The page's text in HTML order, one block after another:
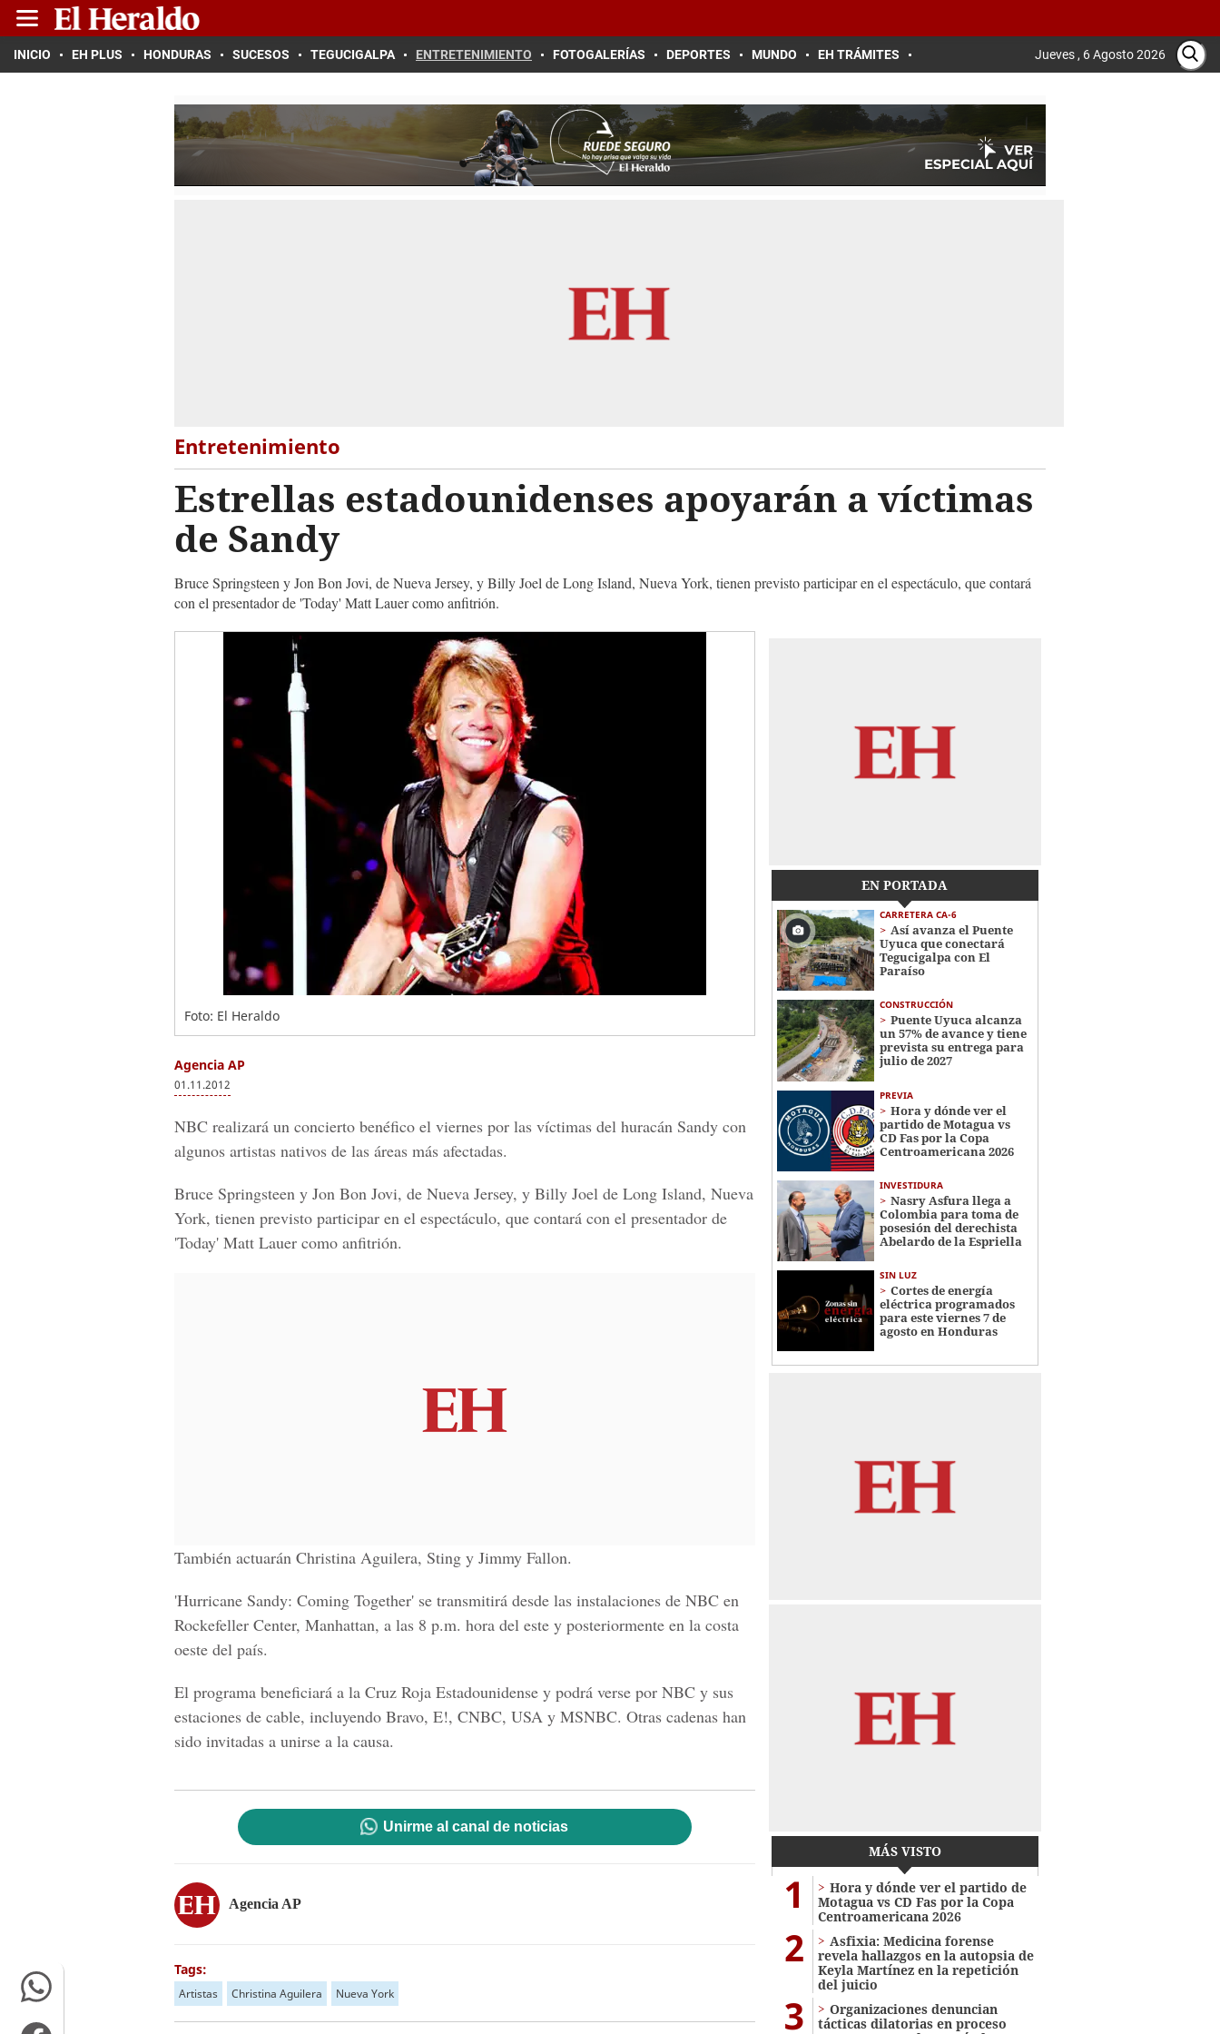
INICIO EH PLUS HONDURAS SUCESOS TEGUCIGALPA ENTRETENIMIENTO FOTOGALERÍAS DEPORTES MUNDO EH TRÁMITES Jueves , 6 Agosto 2026
Entretenimiento
Estrellas estadounidenses apoyarán a víctimas
de Sandy
Bruce Springsteen y Jon Bon Jovi, de Nueva Jersey, y Billy Joel de Long Island, Nueva York, tienen previsto participar en el espectáculo, que contará
con el presentador de 'Today' Matt Lauer como anfitrión.
Foto: El Heraldo
Agencia AP
01.11.2012
NBC realizará un concierto benéfico el viernes por las víctimas del huracán Sandy con
algunos artistas nativos de las áreas más afectadas.
Bruce Springsteen y Jon Bon Jovi, de Nueva Jersey, y Billy Joel de Long Island, Nueva
York, tienen previsto participar en el espectáculo, que contará con el presentador de
'Today' Matt Lauer como anfitrión.
También actuarán Christina Aguilera, Sting y Jimmy Fallon.
'Hurricane Sandy: Coming Together' se transmitirá desde las instalaciones de NBC en
Rockefeller Center, Manhattan, a las 8 p.m. hora del este y posteriormente en la costa
oeste del país.
El programa beneficiará a la Cruz Roja Estadounidense y podrá verse por NBC y sus
estaciones de cable, incluyendo Bravo, E!, CNBC, USA y MSNBC. Otras cadenas han
sido invitadas a unirse a la causa.
Unirme al canal de noticias
Agencia AP
Tags:
Artistas Christina Aguilera Nueva York
EN PORTADA
CARRETERA CA-6
Así avanza el Puente
Uyuca que conectará
Tegucigalpa con El
Paraíso
CONSTRUCCIÓN
Puente Uyuca alcanza
un 57% de avance y tiene
prevista su entrega para
julio de 2027
PREVIA
Hora y dónde ver el
partido de Motagua vs
CD Fas por la Copa
Centroamericana 2026
INVESTIDURA
Nasry Asfura llega a
Colombia para toma de
posesión del derechista
Abelardo de la Espriella
SIN LUZ
Cortes de energía
eléctrica programados
para este viernes 7 de
agosto en Honduras
MÁS VISTO
1
Hora y dónde ver el partido de
Motagua vs CD Fas por la Copa
Centroamericana 2026
2
Asfixia: Medicina forense
revela hallazgos en la autopsia de
Keyla Martínez en la repetición
del juicio
3
Organizaciones denuncian
tácticas dilatorias en proceso